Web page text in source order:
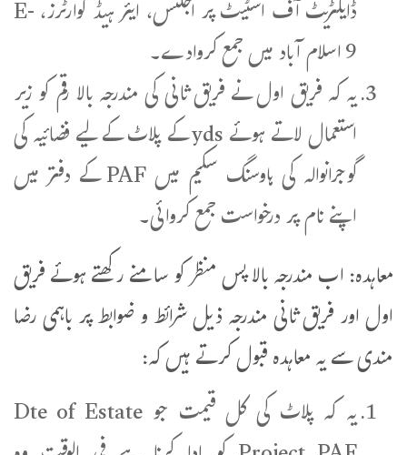
ڈایکٹریٹ آف اسٹیٹ پر اجکٹس، ایئر ہیڈ کوارٹرز، E-
9 اسلام آباد میں جمع کروادے۔
یہ کہ فریق اول نے فریق ثانی کی مندرجہ بالا رقم کو زیر
استعمال لاتے ہوئے yds کے پلاٹ کے لیے فضائیہ کی
گوجرانوالہ کی ہاوسنگ سکیم میں PAF کے دفتر میں
اپنے نام پر درخواست جمع کروائی۔
معاہدہ: اب مندرجہ بالا پس منظر کو سامنے رکھتے ہوئے فریق
اول اور فریق ثانی مندرجہ ذیل شرائط و ضوابط پر باہمی رضا
مندی سے یہ معاہدہ قبول کرتے ہیں کہ:
یہ کہ پلاٹ کی کل قیمت جو Dte of Estate